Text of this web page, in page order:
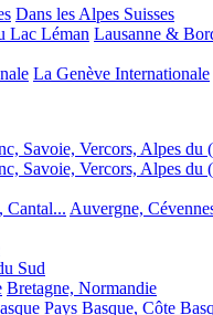
Dans les Alpes Suisses
Lac Léman Lausanne &
La Genève Internationale
Savoie, Vercors, Alpes du
Savoie, Vercors, Alpes du
Cantal... Auvergne,
Sud
Bretagne, Normandie
Pays Basque, Côte